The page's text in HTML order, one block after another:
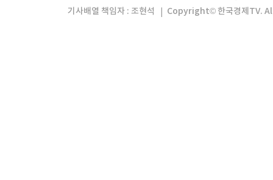
기사배열 책임자 : 조현석
Copyright© 한국경제TV.